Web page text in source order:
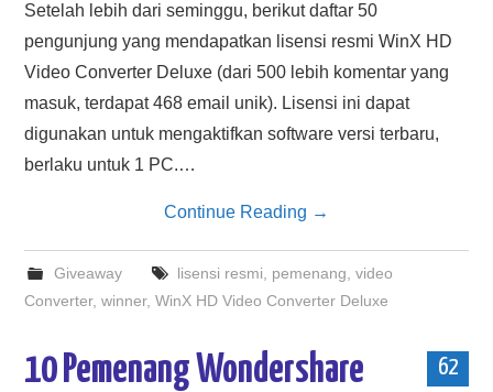
Setelah lebih dari seminggu, berikut daftar 50
pengunjung yang mendapatkan lisensi resmi WinX HD
Video Converter Deluxe (dari 500 lebih komentar yang
masuk, terdapat 468 email unik). Lisensi ini dapat
digunakan untuk mengaktifkan software versi terbaru,
berlaku untuk 1 PC.…
Continue Reading →
Giveaway lisensi resmi pemenang video
Converter,winner,WinX HD Video Converter Deluxe
62
10 Pemenang Wondershare